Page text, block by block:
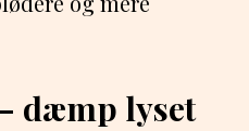
dæmp lyset